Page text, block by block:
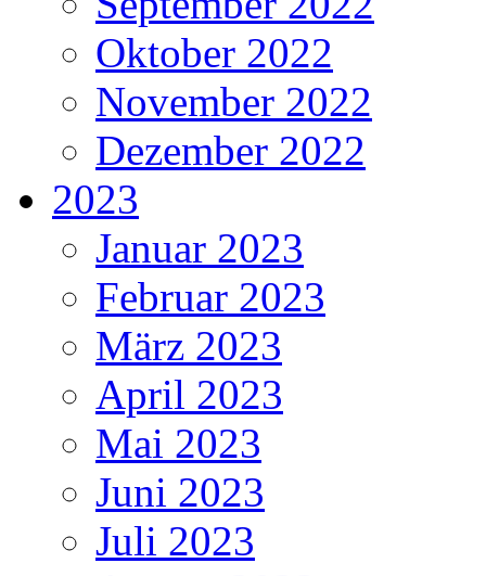
Oktober 2022
November 2022
Dezember 2022
2023
Januar 2023
Februar 2023
März 2023
April 2023
Mai 2023
Juni 2023
Juli 2023